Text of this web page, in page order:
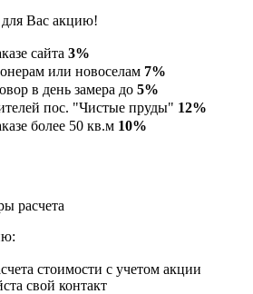
Вас акцию!
сайта 3%
или новоселам 7%
в день замера до 5%
пос. "Чистые пруды" 12%
более 50 кв.м 10%
расчета
стоимости с учетом акции
свой контакт